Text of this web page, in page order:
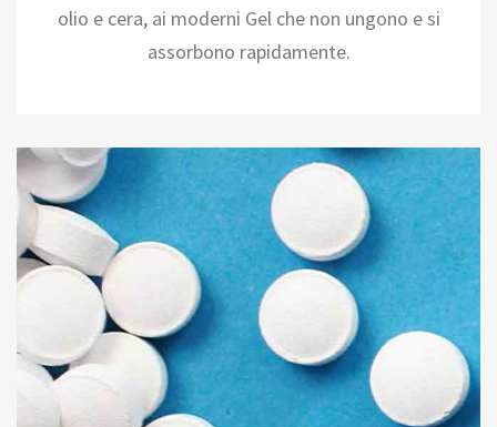
olio e cera, ai moderni Gel che non ungono e si
assorbono rapidamente.